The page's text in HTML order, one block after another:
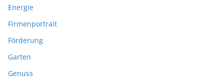
Energie
Firmenportrait
Förderung
Garten
Genuss